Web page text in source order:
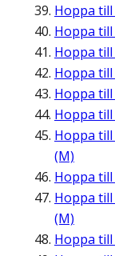
Hoppa till
Hoppa till
Hoppa till
Hoppa till
Hoppa till
Hoppa till
Hoppa till
(M)
Hoppa till
Hoppa till
(M)
Hoppa till